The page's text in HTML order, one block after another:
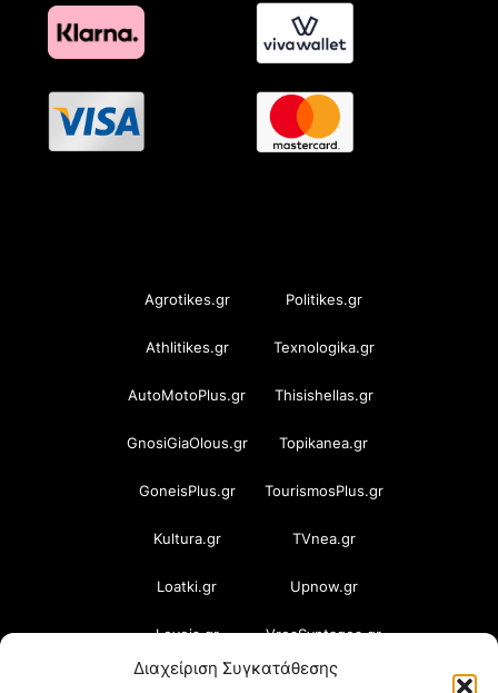
Διαχείριση Συγκατάθεσης
Agrotikes.gr Politikes.gr
Athlitikes.gr Texnologika.gr
AutoMotoPlus.gr Thisishellas.gr
GnosiGiaOlous.gr Topikanea.gr
GoneisPlus.gr TourismosPlus.gr
Kultura.gr TVnea.gr
Loatki.gr Upnow.gr
Loveis.gr VresSyntages.gr
ModernaGynaika.gr Xristianika.gr